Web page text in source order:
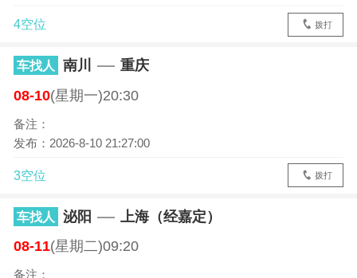
4空位 拨打
车找人 南川
重庆
08-10(星期一)20:30
备注：
发布：2026-8-10 21:27:00
3空位 拨打
车找人 泌阳
上海（经嘉定）
08-11(星期二)09:20
备注：